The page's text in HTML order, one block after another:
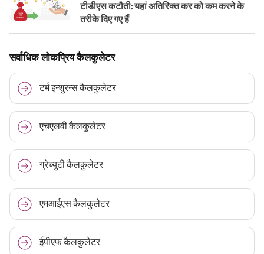
टीडीएस कटौती: यहां अतिरिक्त कर को कम करने के
तरीके दिए गए हैं
सर्वाधिक लोकप्रिय कैलकुलेटर
टर्म इन्शुरन्स कैलकुलेटर
एचएलवी कैलकुलेटर
ग्रेच्युटी कैलकुलेटर
एमआईएस कैलकुलेटर
ईपीएफ कैलकुलेटर